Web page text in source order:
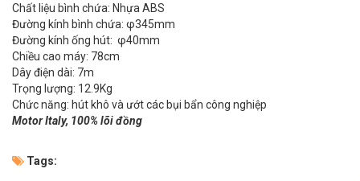
Chất liệu bình chứa: Nhựa ABS
Đường kính bình chứa: φ345mm
Đường kính ống hút: φ40mm
Chiều cao máy: 78cm
Dây điện dài: 7m
Trọng lượng: 12.9Kg
Chức năng: hút khô và ướt các bụi bẩn công nghiệp
Motor Italy, 100% lõi đồng
Tags: